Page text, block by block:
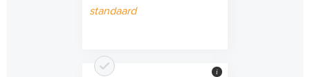
standaard
i